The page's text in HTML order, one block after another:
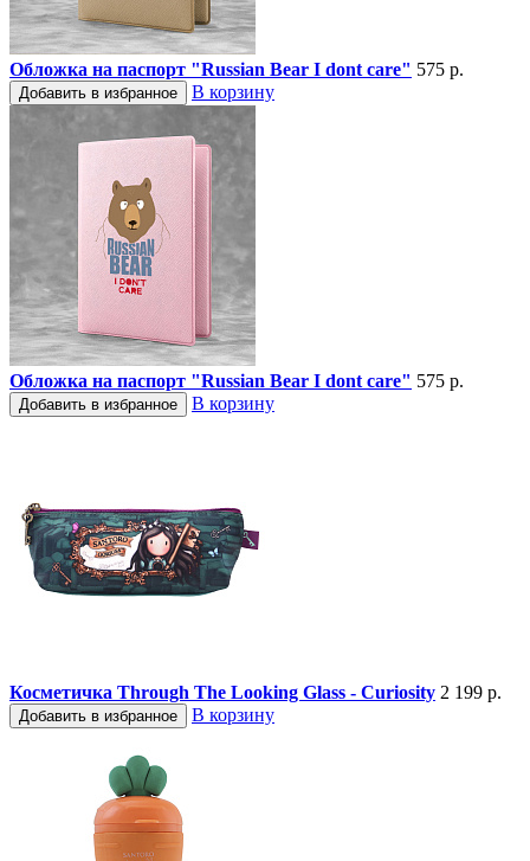
Обложка на паспорт "Russian Bear I dont care" 575 р.
Добавить в избранное В корзину
Обложка на паспорт "Russian Bear I dont care" 575 р.
Добавить в избранное В корзину
Косметичка Through The Looking Glass - Curiosity 2 199 р.
Добавить в избранное В корзину